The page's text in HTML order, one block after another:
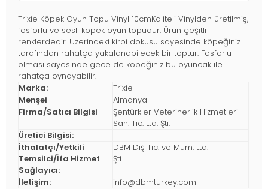
Trixie Köpek Oyun Topu Vinyl 10cmKaliteli Vinylden üretilmiş,
fosforlu ve sesli köpek oyun topudur. Ürün çeşitli
renklerdedir. Üzerindeki kirpi dokusu sayesinde köpeğiniz
tarafından rahatça yakalanabilecek bir toptur. Fosforlu
olması sayesinde gece de köpeğiniz bu oyuncak ile
rahatça oynayabilir.
Marka:
Trixie
Menşei
Almanya
Firma/Satıcı Bilgisi
Şentürkler Veterinerlik Hizmetleri
San. Tic. Ltd. Şti.
Üretici Bilgisi:
İthalatçı/Yetkili
Temsilci/İfa Hizmet
Sağlayıcı:
DBM Dış Tic. ve Müm. Ltd.
Şti.
İletişim: info@dbmturkey.com